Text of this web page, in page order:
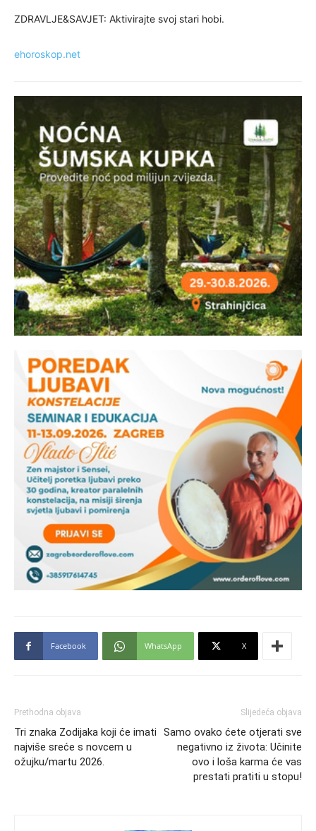
ZDRAVLJE&SAVJET: Aktivirajte svoj stari hobi.
ehoroskop.net
Facebook WhatsApp X
Prethodna objava
Tri znaka Zodijaka koji će imati
najviše sreće s novcem u
ožujku/martu 2026.
Slijedeća objava
Samo ovako ćete otjerati sve
negativno iz života: Učinite
ovo i loša karma će vas
prestati pratiti u stopu!